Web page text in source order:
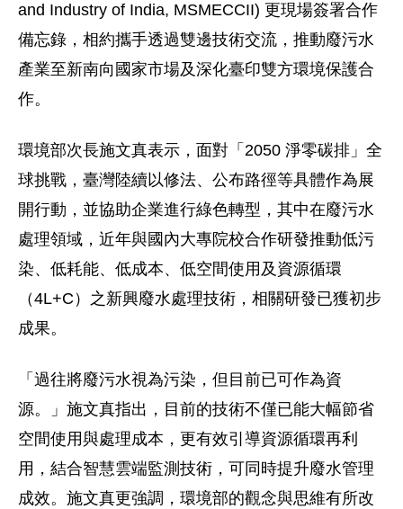
and Industry of India, MSMECCII) 更現場簽署合作
備忘錄，相約攜手透過雙邊技術交流，推動廢污水
產業至新南向國家市場及深化臺印雙方環境保護合
作。
環境部次長施文真表示，面對「2050 淨零碳排」全
球挑戰，臺灣陸續以修法、公布路徑等具體作為展
開行動，並協助企業進行綠色轉型，其中在廢污水
處理領域，近年與國內大專院校合作研發推動低污
染、低耗能、低成本、低空間使用及資源循環
（4L+C）之新興廢水處理技術，相關研發已獲初步
成果。
「過往將廢污水視為污染，但目前已可作為資
源。」施文真指出，目前的技術不僅已能大幅節省
空間使用與處理成本，更有效引導資源循環再利
用，結合智慧雲端監測技術，可同時提升廢水管理
成效。施文真更強調，環境部的觀念與思維有所改